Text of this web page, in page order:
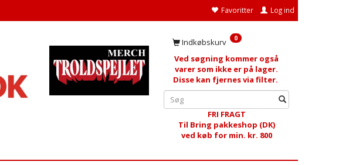
Favoritter Log ind
Indkøbskurv 0
Ved søgning kommer også
varer som ikke er på lager.
Disse kan fjernes via filter.
FRI FRAGT
Til Bring pakkeshop (DK)
ved køb for min. kr. 800